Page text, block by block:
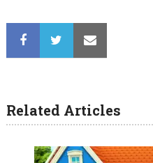
Related Articles